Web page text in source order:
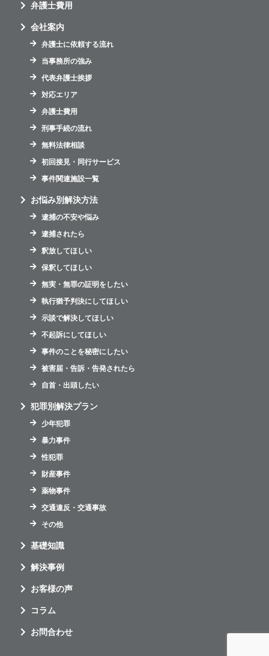
弁護士費用
会社案内
弁護士に依頼する流れ
当事務所の強み
代表弁護士挨拶
対応エリア
弁護士費用
刑事手続の流れ
無料法律相談
初回接見・同行サービス
事件関連施設一覧
お悩み別解決方法
逮捕の不安や悩み
逮捕されたら
釈放してほしい
保釈してほしい
無実・無罪の証明をしたい
執行猶予判決にしてほしい
示談で解決してほしい
不起訴にしてほしい
事件のことを秘密にしたい
被害届・告訴・告発されたら
自首・出頭したい
犯罪別解決プラン
少年犯罪
暴力事件
性犯罪
財産事件
薬物事件
交通違反・交通事故
その他
基礎知識
解決事例
お客様の声
コラム
お問合わせ